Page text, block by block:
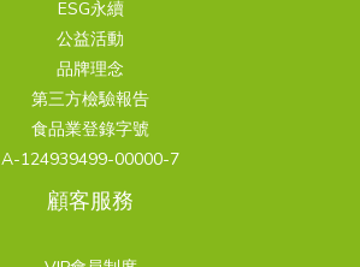
ESG永續
公益活動
品牌理念
第三方檢驗報告
食品業登錄字號
A-124939499-00000-7
顧客服務